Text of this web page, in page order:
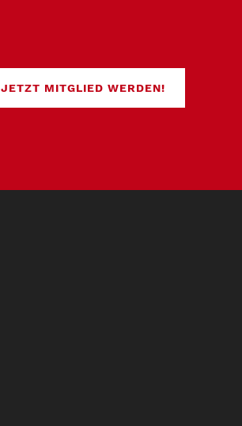
JETZT MITGLIED WERDEN!